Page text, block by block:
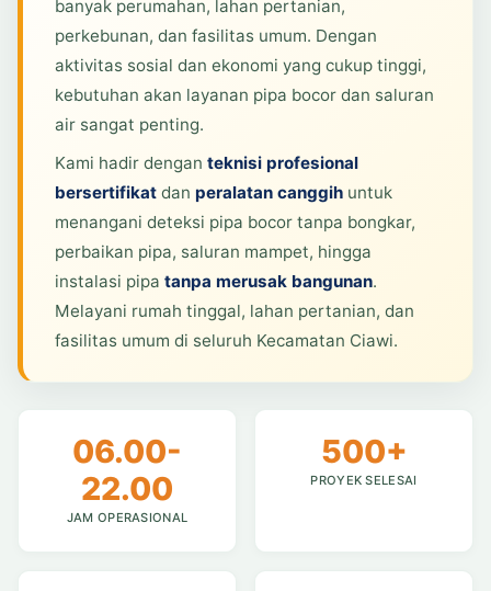
banyak perumahan, lahan pertanian,
perkebunan, dan fasilitas umum. Dengan
aktivitas sosial dan ekonomi yang cukup tinggi,
kebutuhan akan layanan pipa bocor dan saluran
air sangat penting.
Kami hadir dengan teknisi profesional
bersertifikatdan peralatan canggihuntuk
menangani deteksi pipa bocor tanpa bongkar,
perbaikan pipa, saluran mampet, hingga
instalasi pipa tanpa merusak bangunan.
Melayani rumah tinggal, lahan pertanian, dan
fasilitas umum di seluruh Kecamatan Ciawi.
06.00-
22.00
JAM OPERASIONAL
500+
PROYEK SELESAI